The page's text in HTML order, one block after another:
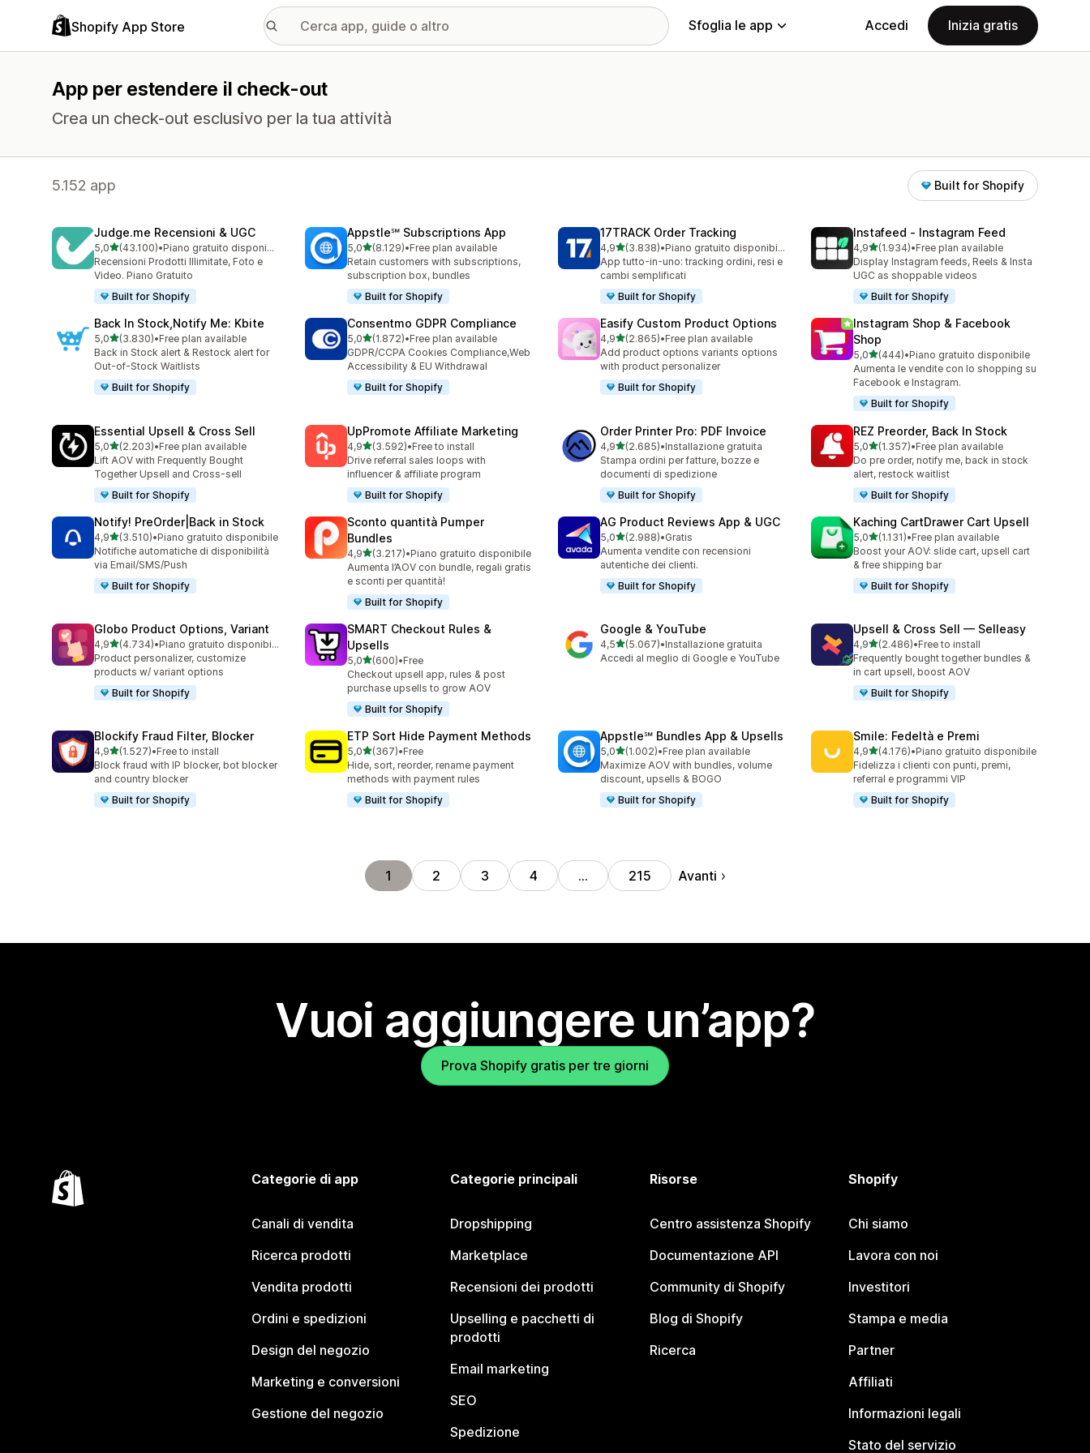
Shopify App Store Sfoglia le app Accedi Inizia gratis
App per estendere il check-out
Crea un check-out esclusivo per la tua attività
5.152 app Built for Shopify
Judge.me Recensioni & UGC
5,0stelle su 5
(43.100)
43100 recensioni totali
•
Piano gratuito disponibile
Recensioni Prodotti Illimitate, Foto e
Video. Piano Gratuito
Built for Shopify
Appstle℠ Subscriptions App
5,0stelle su 5
(8.129)
8129 recensioni totali
•Free plan available
Retain customers with subscriptions,
subscription box, bundles
Built for Shopify
17TRACK Order Tracking
4,9stelle su 5
(3.838)
3838 recensioni totali
•
Piano gratuito disponibile
App tutto-in-uno: tracking ordini, resi e
cambi semplificati
Built for Shopify
Instafeed ‑ Instagram Feed
4,9stelle su 5
(1.934)
1934 recensioni totali
•Free plan available
Display Instagram feeds, Reels & Insta
UGC as shoppable videos
Built for Shopify
Back In Stock,Notify Me: Kbite
5,0stelle su 5
(3.830)
3830 recensioni totali
•Free plan available
Back in Stock alert & Restock alert for
Out-of-Stock Waitlists
Built for Shopify
Consentmo GDPR Compliance
5,0stelle su 5
(1.872)
1872 recensioni totali
•Free plan available
GDPR/CCPA Cookies Compliance,Web
Accessibility & EU Withdrawal
Built for Shopify
Easify Custom Product Options
4,9stelle su 5
(2.865)
2865 recensioni totali
•Free plan available
Add product options variants options
with product personalizer
Built for Shopify
Instagram Shop & Facebook
Shop
5,0stelle su 5
(444)
444 recensioni totali
•Piano gratuito disponibile
Aumenta le vendite con lo shopping su
Facebook e Instagram.
Built for Shopify
Essential Upsell & Cross Sell
5,0stelle su 5
(2.203)
2203 recensioni totali
•Free plan available
Lift AOV with Frequently Bought
Together Upsell and Cross-sell
Built for Shopify
UpPromote Affiliate Marketing
4,9stelle su 5
(3.592)
3592 recensioni totali
•Free to install
Drive referral sales loops with
influencer & affiliate program
Built for Shopify
Order Printer Pro: PDF Invoice
4,9stelle su 5
(2.685)
2685 recensioni totali
•Installazione gratuita
Stampa ordini per fatture, bozze e
documenti di spedizione
Built for Shopify
REZ Preorder, Back In Stock
5,0stelle su 5
(1.357)
1357 recensioni totali
•Free plan available
Do pre order, notify me, back in stock
alert, restock waitlist
Built for Shopify
Notify! PreOrder|Back in Stock
4,9stelle su 5
(3.510)
3510 recensioni totali
•Piano gratuito disponibile
Notifiche automatiche di disponibilità
via Email/SMS/Push
Built for Shopify
Sconto quantità Pumper
Bundles
4,9stelle su 5
(3.217)
3217 recensioni totali
•Piano gratuito disponibile
Aumenta l’AOV con bundle, regali gratis
e sconti per quantità!
Built for Shopify
AG Product Reviews App & UGC
5,0stelle su 5
(2.988)
2988 recensioni totali
•Gratis
Aumenta vendite con recensioni
autentiche dei clienti.
Built for Shopify
Kaching CartDrawer Cart Upsell
5,0stelle su 5
(1.131)
1131 recensioni totali
•Free plan available
Boost your AOV: slide cart, upsell cart
& free shipping bar
Built for Shopify
Globo Product Options, Variant
4,9stelle su 5
(4.734)
4734 recensioni totali
•
Piano gratuito disponibile
Product personalizer, customize
products w/ variant options
Built for Shopify
SMART Checkout Rules &
Upsells
5,0stelle su 5
(600)
600 recensioni totali
•Free
Checkout upsell app, rules & post
purchase upsells to grow AOV
Built for Shopify
Google & YouTube
4,5stelle su 5
(5.067)
5067 recensioni totali
•Installazione gratuita
Accedi al meglio di Google e YouTube
Upsell & Cross Sell — Selleasy
4,9stelle su 5
(2.486)
2486 recensioni totali
•Free to install
Frequently bought together bundles &
in cart upsell, boost AOV
Built for Shopify
Blockify Fraud Filter, Blocker
4,9stelle su 5
(1.527)
1527 recensioni totali
•Free to install
Block fraud with IP blocker, bot blocker
and country blocker
Built for Shopify
ETP Sort Hide Payment Methods
5,0stelle su 5
(367)
367 recensioni totali
•Free
Hide, sort, reorder, rename payment
methods with payment rules
Built for Shopify
Appstle℠ Bundles App & Upsells
5,0stelle su 5
(1.002)
1002 recensioni totali
•Free plan available
Maximize AOV with bundles, volume
discount, upsells & BOGO
Built for Shopify
Smile: Fedeltà e Premi
4,9stelle su 5
(4.176)
4176 recensioni totali
•Piano gratuito disponibile
Fidelizza i clienti con punti, premi,
referral e programmi VIP
Built for Shopify
1 2 3 4 … 215 Avanti
Vuoi aggiungere un’app?
Prova Shopify gratis per tre giorni
Categorie di app
Canali di vendita
Ricerca prodotti
Vendita prodotti
Ordini e spedizioni
Design del negozio
Marketing e conversioni
Gestione del negozio
Categorie principali
Dropshipping
Marketplace
Recensioni dei prodotti
Upselling e pacchetti di
prodotti
Email marketing
SEO
Spedizione
Risorse
Centro assistenza Shopify
Documentazione API
Community di Shopify
Blog di Shopify
Ricerca
Shopify
Chi siamo
Lavora con noi
Investitori
Stampa e media
Partner
Affiliati
Informazioni legali
Stato del servizio